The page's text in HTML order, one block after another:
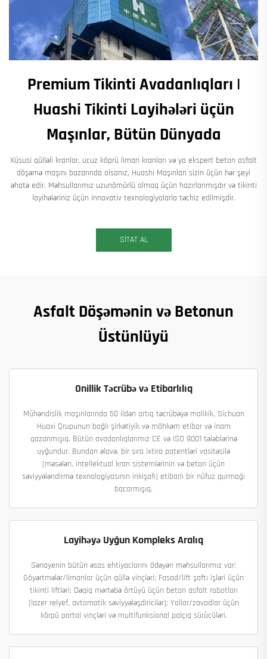
Premium Tikinti Avadanlıqları |
Huashi Tikinti Layihələri üçün
Maşınlar, Bütün Dünyada
Xüsusi qülləli kranlar, ucuz köprü liman kranları və ya ekspert beton asfalt
döşəmə maşını bazarında olsanız, Huashi Maşınları sizin üçün hər şeyi
əhatə edir. Məhsullarımız uzunömürlü olmaq üçün hazırlanmışdır və tikinti
layihələriniz üçün innovativ texnologiyalarla təchiz edilmişdir.
SİTAT AL
Asfalt Döşəmənin və Betonun
Üstünlüyü
Onillik Təcrübə və Etibarlılıq
Mühəndislik maşınlarında 50 ildən artıq təcrübəyə malikik, Sichuan
Huaxi Qrupunun bağlı şirkətiyik və möhkəm etibar və inam
qazanmışıq. Bütün avadanlıqlarımız CE və ISO 9001 tələblərinə
uyğundur. Bundan əlavə, bir sıra ixtira patentləri vasitəsilə
(məsələn, intellektual kran sistemlərinin və beton üçün
səviyyələndirmə texnologiyasının inkişafı) etibarlı bir nüfuz qurmağı
bacarmışıq.
Layihəyə Uyğun Kompleks Aralıq
Sənayenin bütün əsas ehtiyaclarını ödəyən məhsullarımız var:
Göyərtmələr/limanlar üçün qüllə vinçləri; Fasad/lift şaftı işləri üçün
tikinti liftləri; Dəqiq mərtəbə örtüyü üçün beton asfalt robotları
(lazer relyef, avtomatik səviyyələşdiricilər); Yollar/zavodlar üçün
körpü portal vinçləri və multifunksional palçıq sürücüləri.